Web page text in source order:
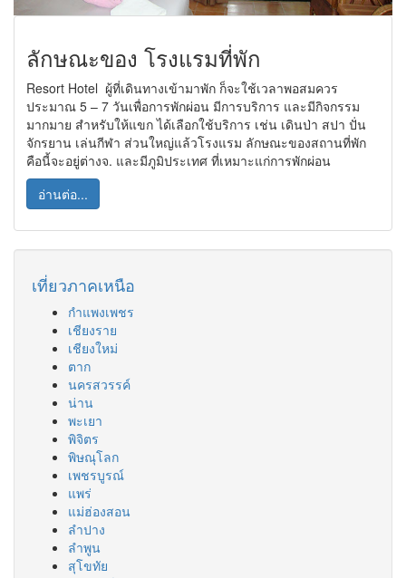
ลักษณะของ โรงแรมที่พัก
Resort Hotel ผู้ที่เดินทางเข้ามาพัก ก็จะใช้เวลาพอสมควร
ประมาณ 5 – 7 วันเพื่อการพักผ่อน มีการบริการ และมีกิจกรรม
มากมาย สำหรับให้แขก ได้เลือกใช้บริการ เช่น เดินป่า สปา ปั่น
จักรยาน เล่นกีฬา ส่วนใหญ่แล้วโรงแรม ลักษณะของสถานที่พัก
คือนี้จะอยู่ต่างจ. และมีภูมิประเทศ ที่เหมาะแก่การพักผ่อน
อ่านต่อ...
เที่ยวภาคเหนือ
กำแพงเพชร
เชียงราย
เชียงใหม่
ตาก
นครสวรรค์
น่าน
พะเยา
พิจิตร
พิษณุโลก
เพชรบูรณ์
แพร่
แม่ฮ่องสอน
ลำปาง
ลำพูน
สุโขทัย